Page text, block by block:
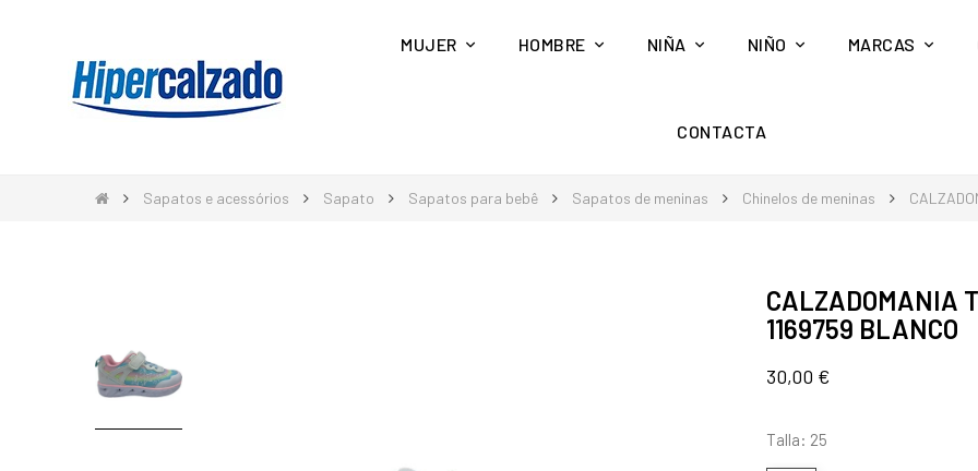
MUJER HOMBRE NIÑA NIÑO MARCAS
CONTACTA
Sapatos e acessórios Sapato Sapatos para bebê Sapatos de meninas Chinelos de meninas
CALZADOMANIA
1169759 BLANCO
30,00 €
Talla: 25